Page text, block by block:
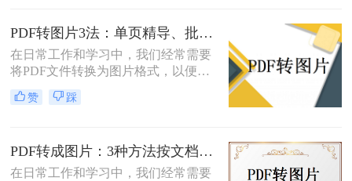
图片呢？本文将详细介绍两种常见的
电脑上PDF转图片方法，帮助用户轻
松完成文件格式转换。
PDF转图片3法：单页精导、批量快导、截图应急各取所需！
在日常工作和学习中，我们经常需要
将PDF文件转换为图片格式，以便进
行分享、打印或进一步的图像处理。
那么怎么把pdf转图片呢？本文将介绍
据实际需求选择合适的方法进行转
换。
赞 踩
PDF转成图片：3种方法按文档类型（纯文本/图文/扫描件）选择！
在日常工作和学习中，我们经常需要